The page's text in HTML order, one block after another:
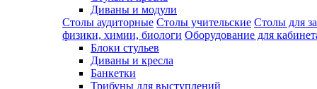
Диваны и модули
Столы аудиторные Столы учительские Столы для
физики, химии, биологи Оборудование для
Блоки стульев
Диваны и кресла
Банкетки
Трибуны для выступлений